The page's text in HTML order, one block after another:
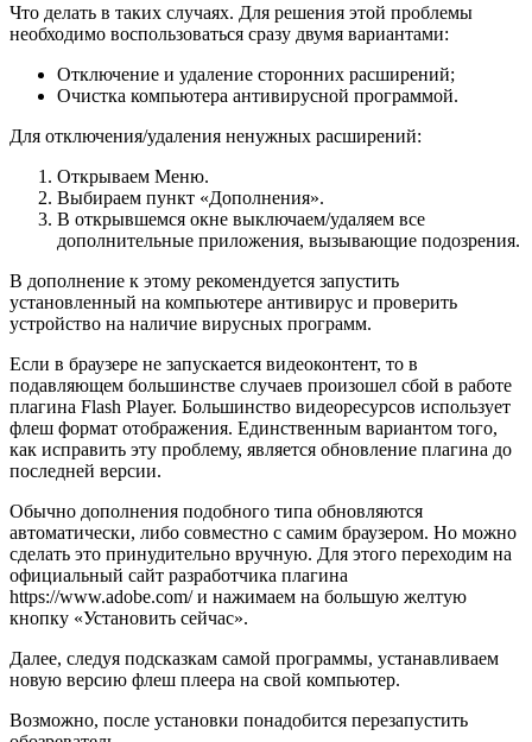
Что делать в таких случаях. Для решения этой проблемы
необходимо воспользоваться сразу двумя вариантами:
Отключение и удаление сторонних расширений;
Очистка компьютера антивирусной программой.
Для отключения/удаления ненужных расширений:
Открываем Меню.
Выбираем пункт «Дополнения».
В открывшемся окне выключаем/удаляем все
дополнительные приложения, вызывающие подозрения.
В дополнение к этому рекомендуется запустить
установленный на компьютере антивирус и проверить
устройство на наличие вирусных программ.
Если в браузере не запускается видеоконтент, то в
подавляющем большинстве случаев произошел сбой в работе
плагина Flash Player. Большинство видеоресурсов использует
флеш формат отображения. Единственным вариантом того,
как исправить эту проблему, является обновление плагина до
последней версии.
Обычно дополнения подобного типа обновляются
автоматически, либо совместно с самим браузером. Но можно
сделать это принудительно вручную. Для этого переходим на
официальный сайт разработчика плагина
https://www.adobe.com/ и нажимаем на большую желтую
кнопку «Установить сейчас».
Далее, следуя подсказкам самой программы, устанавливаем
новую версию флеш плеера на свой компьютер.
Возможно, после установки понадобится перезапустить